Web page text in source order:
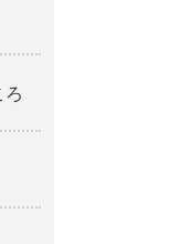
ろ